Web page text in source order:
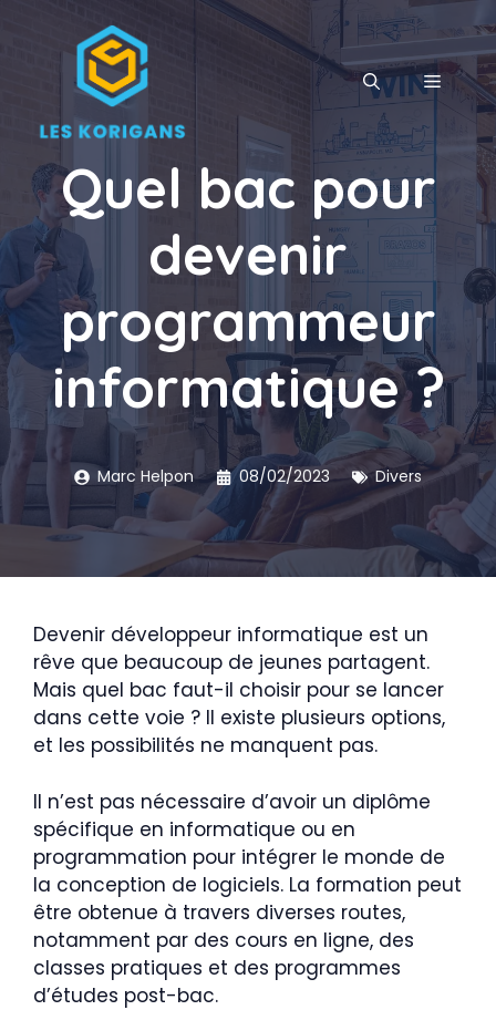
MENU
Quel bac pour
devenir
programmeur
informatique ?
Marc Helpon 08/02/2023 Divers
Devenir développeur informatique est un
rêve que beaucoup de jeunes partagent.
Mais quel bac faut-il choisir pour se lancer
dans cette voie ? Il existe plusieurs options,
et les possibilités ne manquent pas.
Il n’est pas nécessaire d’avoir un diplôme
spécifique en informatique ou en
programmation pour intégrer le monde de
la conception de logiciels. La formation peut
être obtenue à travers diverses routes,
notamment par des cours en ligne, des
classes pratiques et des programmes
d’études post-bac.